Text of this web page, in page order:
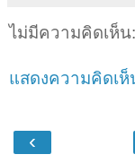
ไม่มีความคิดเห็น:
แสดงความคิดเห็
‹